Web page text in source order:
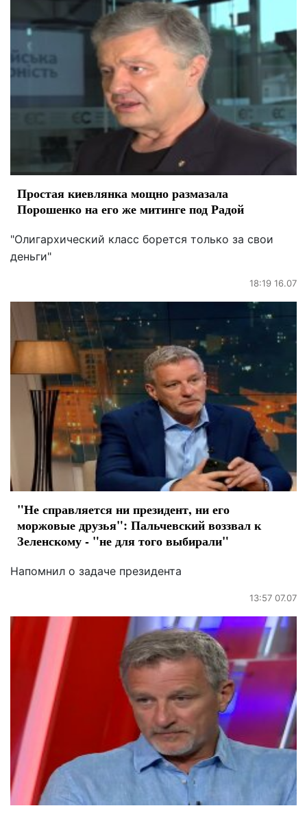
Простая киевлянка мощно размазала
Порошенко на его же митинге под Радой
"Олигархический класс борется только за свои
деньги"
18:19 16.07
"Не справляется ни президент, ни его
моржовые друзья": Пальчевский воззвал к
Зеленскому - "не для того выбирали"
Напомнил о задаче президента
13:57 07.07